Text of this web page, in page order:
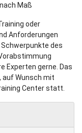
Maß
oder
Anforderungen
des
Experten gerne. Das
auf Wunsch mit
Center statt.